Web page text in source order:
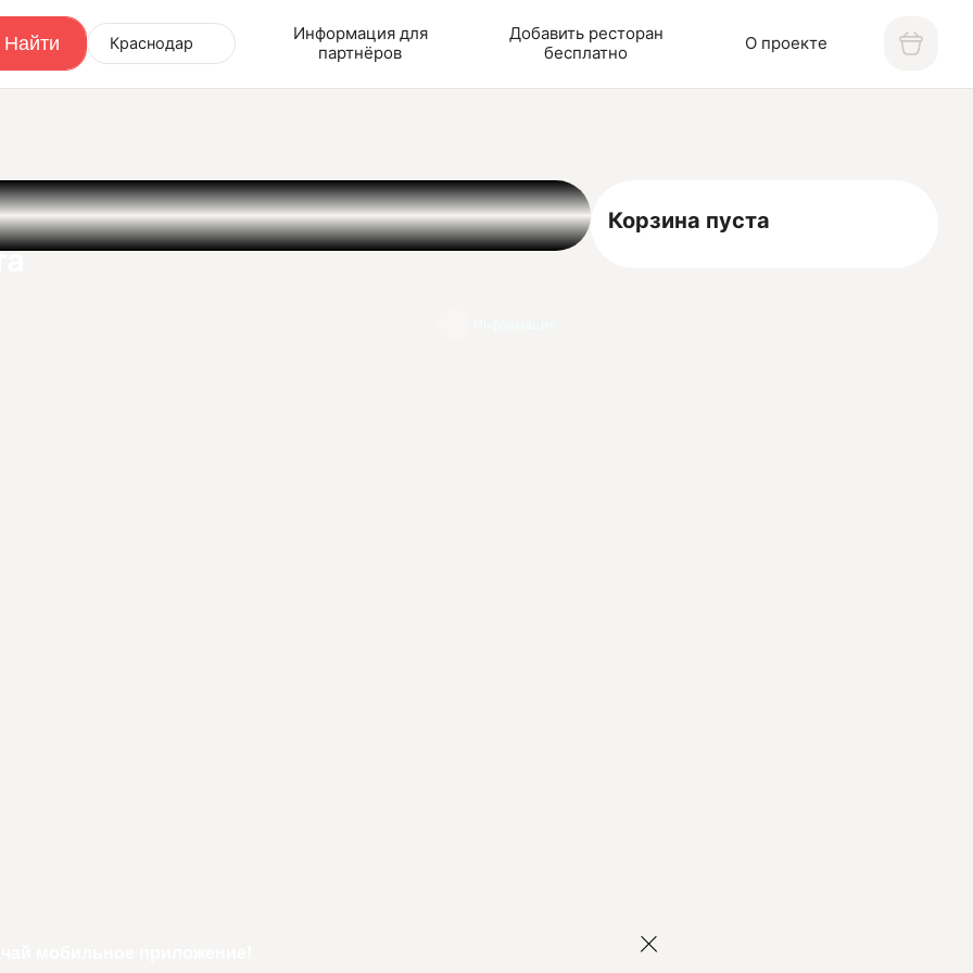
Краснодар
Информация для
партнёров
Добавить ресторан
бесплатно
О проекте
Корзина пуста